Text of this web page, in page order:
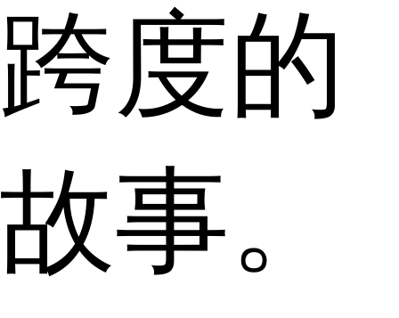
跨度的
故事。